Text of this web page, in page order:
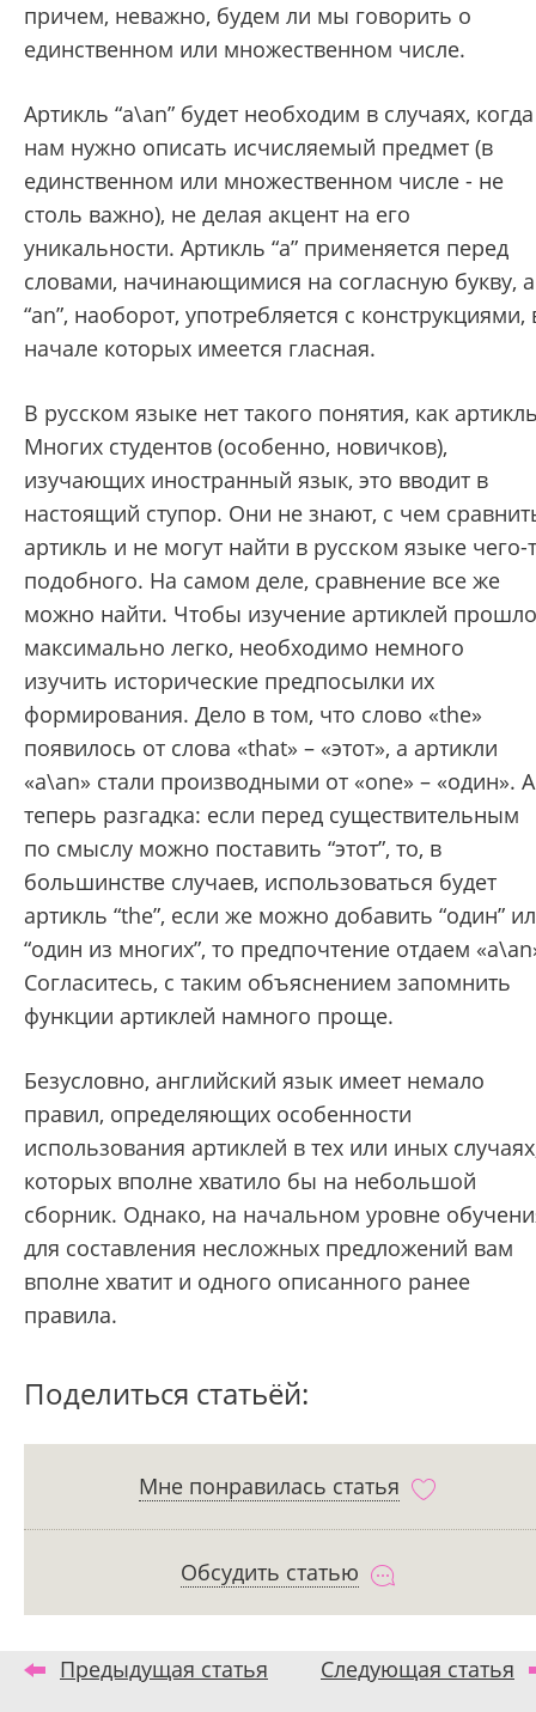
причем, неважно, будем ли мы говорить о
единственном или множественном числе.
Артикль “a\an” будет необходим в случаях, когда
нам нужно описать исчисляемый предмет (в
единственном или множественном числе - не
столь важно), не делая акцент на его
уникальности. Артикль “a” применяется перед
словами, начинающимися на согласную букву, а
“an”, наоборот, употребляется с конструкциями,
начале которых имеется гласная.
В русском языке нет такого понятия, как
Многих студентов (особенно, новичков),
изучающих иностранный язык, это вводит в
настоящий ступор. Они не знают, с чем
артикль и не могут найти в русском языке чего-
подобного. На самом деле, сравнение все же
можно найти. Чтобы изучение артиклей прошло
максимально легко, необходимо немного
изучить исторические предпосылки их
формирования. Дело в том, что слово «the»
появилось от слова «that» – «этот», а артикли
«a\an» стали производными от «one» – «один». А
теперь разгадка: если перед существительным
по смыслу можно поставить “этот”, то, в
большинстве случаев, использоваться будет
артикль “the”, если же можно добавить “один”
“один из многих”, то предпочтение отдаем
Согласитесь, с таким объяснением запомнить
функции артиклей намного проще.
Безусловно, английский язык имеет немало
правил, определяющих особенности
использования артиклей в тех или иных
которых вполне хватило бы на небольшой
сборник. Однако, на начальном уровне
для составления несложных предложений вам
вполне хватит и одного описанного ранее
правила.
Поделиться статьёй:
Мне понравилась статья
Обсудить статью
Предыдущая статья Следующая статья